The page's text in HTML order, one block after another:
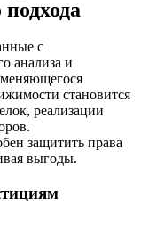
с
анализа и
меняющегося
становится
реализации
защитить права
выгоды.